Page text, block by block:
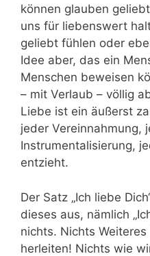
können glauben
uns für liebenswert
geliebt fühlen oder
Idee aber, das ein
Menschen beweisen
– mit Verlaub – völlig
Liebe ist ein äußerst
jeder Vereinnahmung,
Instrumentalisierung,
entzieht.
Der Satz „Ich liebe
dieses aus, nämlich
nichts. Nichts
herleiten! Nichts wie